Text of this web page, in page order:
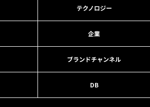
テクノロジー
企業
ブランドチャンネル
DB